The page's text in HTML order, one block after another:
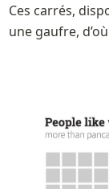
Ces carrés,
une gaufre,